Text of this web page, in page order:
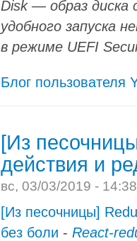
Disk — образ диска
удобного запуска
в режиме UEFI
Блог пользователя
[Из
действия и
вс, 03/03/2019 -
[Из песочницы]
без боли - React-